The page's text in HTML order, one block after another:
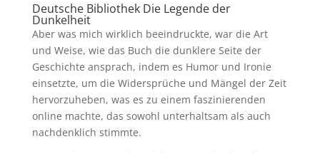
Deutsche Bibliothek Die Legende der
Dunkelheit
Aber was mich wirklich beeindruckte, war die Art
und Weise, wie das Buch die dunklere Seite der
Geschichte ansprach, indem es Humor und Ironie
einsetzte, um die Widersprüche und Mängel der Zeit
hervorzuheben, was es zu einem faszinierenden
online machte, das sowohl unterhaltsam als auch
nachdenklich stimmte.